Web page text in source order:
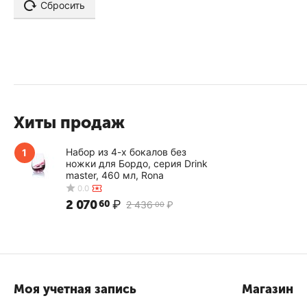
660
760
890
Сбросить
Хиты продаж
1
Набор из 4-х бокалов без
ножки для Бордо, серия Drink
master, 460 мл, Rona
2 436 00 ₽
2 07060 ₽
Моя учетная запись Магазин